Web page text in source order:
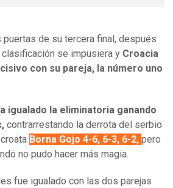
puertas de su tercera final, después
se impusiera y Croacia
con su pareja, la número uno
igualado la eliminatoria ganando
contrarrestando la derrota del serbio
Borna Gojo 4-6, 6-3, 6-2, pero
no pudo hacer más magia.
fue igualado con las dos parejas